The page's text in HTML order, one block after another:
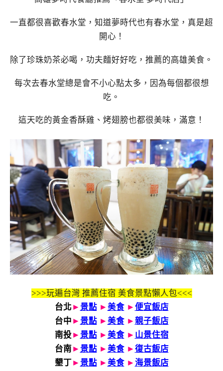
一直都很喜歡春水堂，知道夢時代也有春水堂，真是超
開心！
除了珍珠奶茶必喝，功夫麵好好吃，推薦的高雄美食。
每次去春水堂總是會不小心點太多，因為每個都很想
吃。
這天吃的黃金香酥雞、烤翅膀也都很美味，滿意！
>>>玩遍台灣 推薦住宿 美食景點懶人包<<<
台北 ► 景點 ► 美食► 便宜飯店
台中 ► 景點 ► 美食► 親子飯店
南投► 景點 ► 美食► 山景住宿
台南► 景點 ► 美食► 復古飯店
墾丁► 景點 ► 美食► 海景飯店